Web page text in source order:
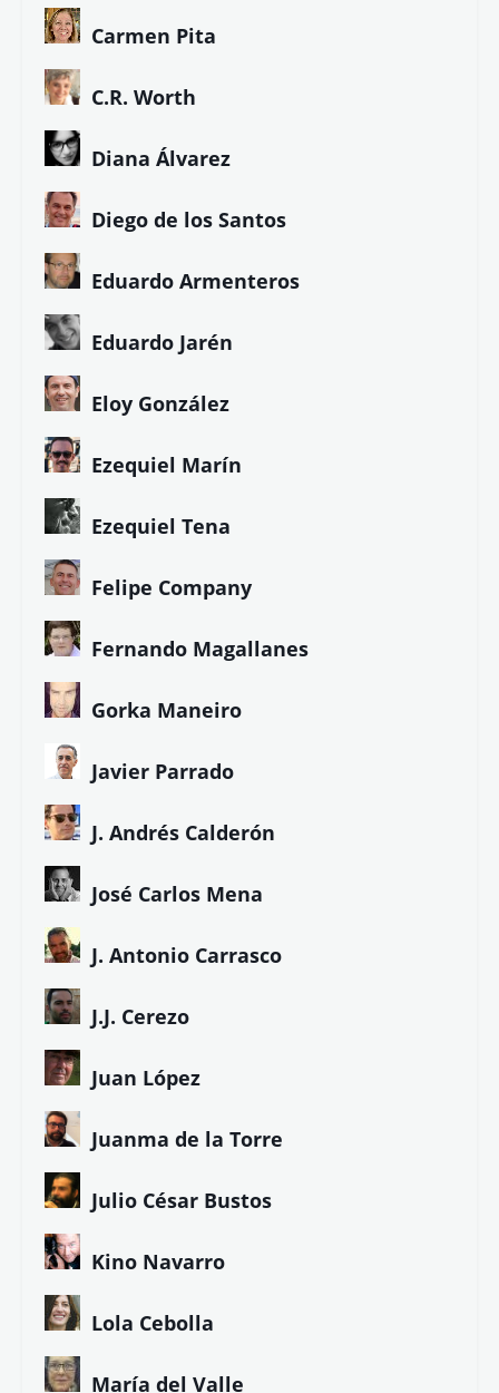
Carmen Pita
C.R. Worth
Diana Álvarez
Diego de los Santos
Eduardo Armenteros
Eduardo Jarén
Eloy González
Ezequiel Marín
Ezequiel Tena
Felipe Company
Fernando Magallanes
Gorka Maneiro
Javier Parrado
J. Andrés Calderón
José Carlos Mena
J. Antonio Carrasco
J.J. Cerezo
Juan López
Juanma de la Torre
Julio César Bustos
Kino Navarro
Lola Cebolla
María del Valle